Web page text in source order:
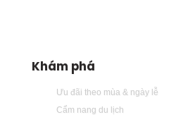
Khám phá
Ưu đãi theo mùa & ngày lễ
Cẩm nang du lịch